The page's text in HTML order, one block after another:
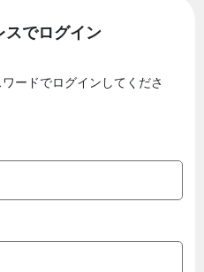
スでログイン
ードでログインしてくださ